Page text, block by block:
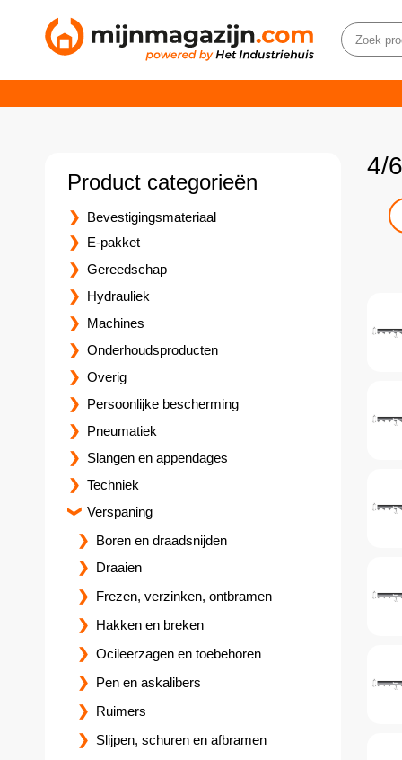
4/
Product categorieën
Bevestigingsmateriaal
E-pakket
Gereedschap
Hydrauliek
Machines
Onderhoudsproducten
Overig
Persoonlijke bescherming
Pneumatiek
Slangen en appendages
Techniek
Verspaning
Boren en draadsnijden
Draaien
Frezen, verzinken, ontbramen
Hakken en breken
Ocileerzagen en toebehoren
Pen en askalibers
Ruimers
Slijpen, schuren en afbramen